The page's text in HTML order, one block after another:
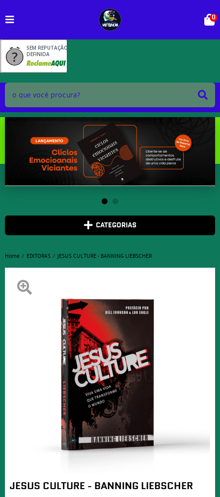
SEM REPUTAÇÃO
DEFINIDA
0
CATEGORIAS
Home EDITORAS JESUS CULTURE - BANNING LIEBSCHER
JESUS CULTURE - BANNING LIEBSCHER